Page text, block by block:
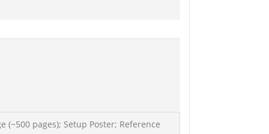
(~500 pages); Setup Poster; Reference